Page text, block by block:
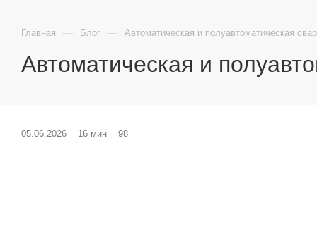
Главная — Блог — Автоматическая и полуавтоматическая
Автоматическая и
05.06.2026 16 мин 98